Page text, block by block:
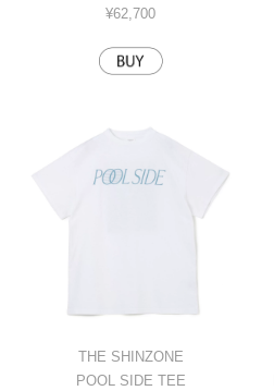
¥62,700
THE SHINZONE
POOL SIDE TEE